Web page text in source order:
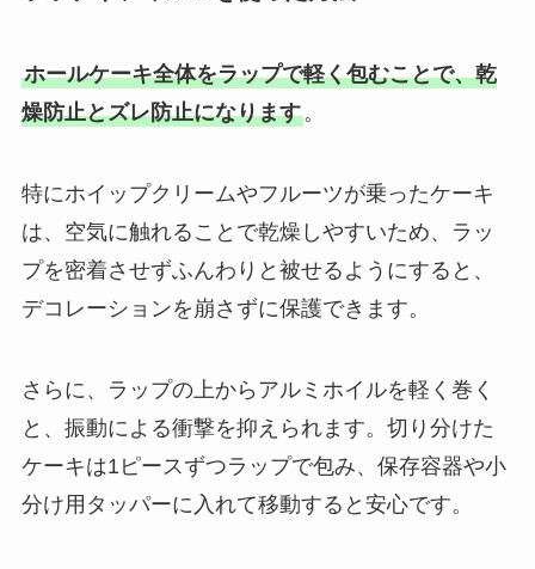
ホールケーキ全体をラップで軽く包むことで、乾
燥防止とズレ防止になります。
特にホイップクリームやフルーツが乗ったケーキ
は、空気に触れることで乾燥しやすいため、ラッ
プを密着させずふんわりと被せるようにすると、
デコレーションを崩さずに保護できます。
さらに、ラップの上からアルミホイルを軽く巻く
と、振動による衝撃を抑えられます。切り分けた
ケーキは1ピースずつラップで包み、保存容器や小
分け用タッパーに入れて移動すると安心です。